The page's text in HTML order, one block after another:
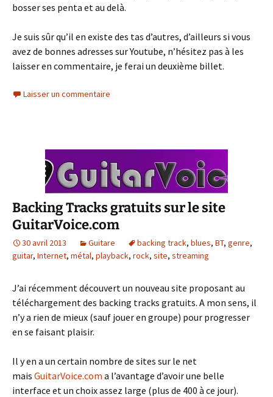
bosser ses penta et au delà.
Je suis sûr qu’il en existe des tas d’autres, d’ailleurs si vous
avez de bonnes adresses sur Youtube, n’hésitez pas à les
laisser en commentaire, je ferai un deuxième billet.
Laisser un commentaire
Backing Tracks gratuits sur le site
GuitarVoice.com
30 avril 2013 Guitare backing track, blues, BT, genre,
guitar, Internet, métal, playback, rock, site, streaming
J’ai récemment découvert un nouveau site proposant au
téléchargement des backing tracks gratuits. A mon sens, il
n’y a rien de mieux (sauf jouer en groupe) pour progresser
en se faisant plaisir.
Il y en a un certain nombre de sites sur le net
mais GuitarVoice.com a l’avantage d’avoir une belle
interface et un choix assez large (plus de 400 à ce jour).